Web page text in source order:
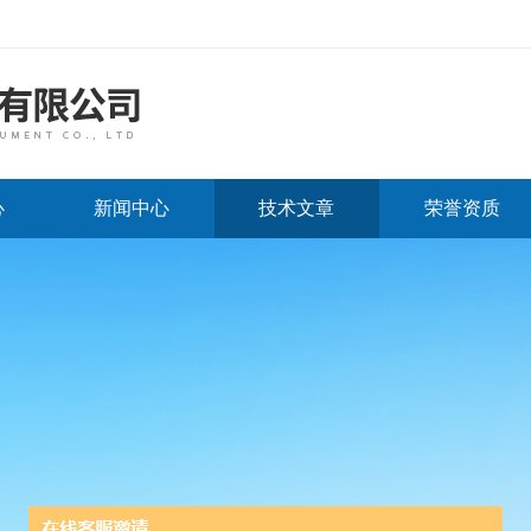
新闻中心 技术文章 荣誉资质